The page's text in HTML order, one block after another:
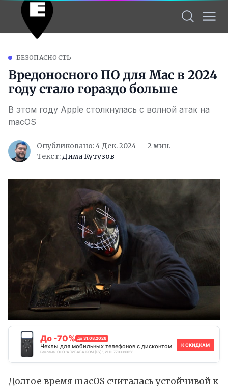
БЕЗОПАСНОСТЬ
Вредоносного ПО для Mac в 2024
году стало гораздо больше
В этом году Apple столкнулась с волной атак на
macOS
Опубликовано: 4 Дек. 2024
2 мин.
Текст:Дима Кутузов
До -70% до 31.08.2026
Чехлы для мобильных телефонов с дисконтом
Реклама. ООО "АЛИБАБА.КОМ (РУ)", ИНН 7703380158
К СКИДКАМ
Долгое время macOS считалась устойчивой к